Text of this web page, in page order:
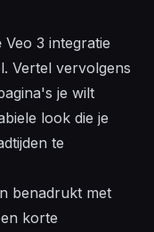
Veo 3 integratie
Vertel vervolgens
je wilt
look die je
te
benadrukt met
korte